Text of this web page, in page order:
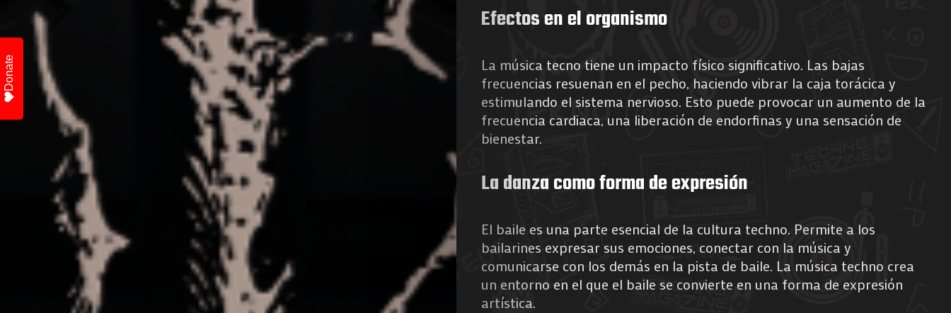
À
Propos
de
Nous
Search
Efectos en el organismo
La música tecno tiene un impacto físico significativo. Las bajas
frecuencias resuenan en el pecho, haciendo vibrar la caja torácica y
estimulando el sistema nervioso. Esto puede provocar un aumento de la
frecuencia cardiaca, una liberación de endorfinas y una sensación de
bienestar.
La danza como forma de expresión
El baile es una parte esencial de la cultura techno. Permite a los
bailarines expresar sus emociones, conectar con la música y
comunicarse con los demás en la pista de baile. La música techno crea
un entorno en el que el baile se convierte en una forma de expresión
artística.
Donate